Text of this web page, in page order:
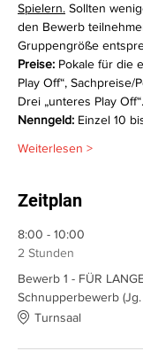
Spielern. Sollten
den Bewerb
Gruppengröße
Preise: Pokale für die
Play Off“, Sachpreise/
Drei „unteres Play Off“.
Nenngeld: Einzel 10
Weiterlesen >
Zeitplan
8:00 - 10:00
2 Stunden
Bewerb 1 - FÜR
Schnupperbewerb
Turnsaal